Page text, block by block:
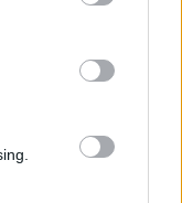
party tags to
in below Google